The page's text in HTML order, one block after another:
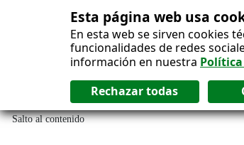
Esta página web usa
En esta web se sirven cookies
funcionalidades de redes
información en nuestra
Salto al contenido